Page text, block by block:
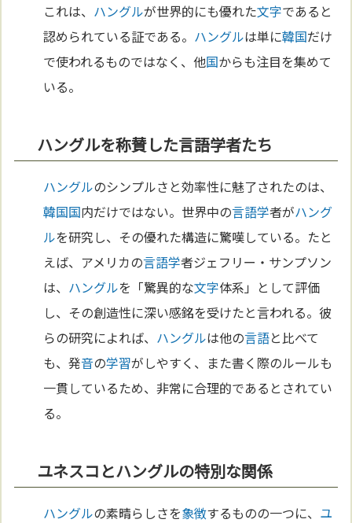
これは、 ハングルが世界的にも優れた文字であると
認められている証である。 ハングルは単に韓国だけ
で使われるものではなく、他国からも注目を集めて
いる。
ハングルを称賛した言語学者たち
ハングルのシンプルさと効率性に魅了されたのは、
韓国国内だけではない。世界中の言語学者がハング
ルを研究し、その優れた構造に驚嘆している。たと
えば、アメリカの言語学者ジェフリー・サンプソン
は、 ハングルを「驚異的な文字体系」として評価
し、その創造性に深い感銘を受けたと言われる。彼
らの研究によれば、 ハングルは他の言語と比べて
も、発音の学習がしやすく、また書く際のルールも
一貫しているため、非常に合理的であるとされてい
る。
ユネスコとハングルの特別な関係
ハングルの素晴らしさを象徴するものの一つに、 ユ